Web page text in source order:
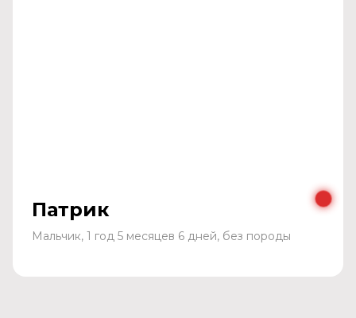
Патрик
Мальчик, 1 год 5 месяцев 6 дней, без породы